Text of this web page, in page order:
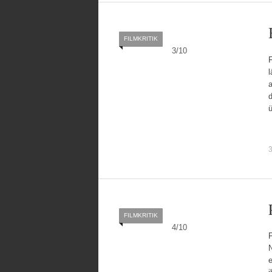
3/10
FILMKRITIK
4/10
FILMKRITIK